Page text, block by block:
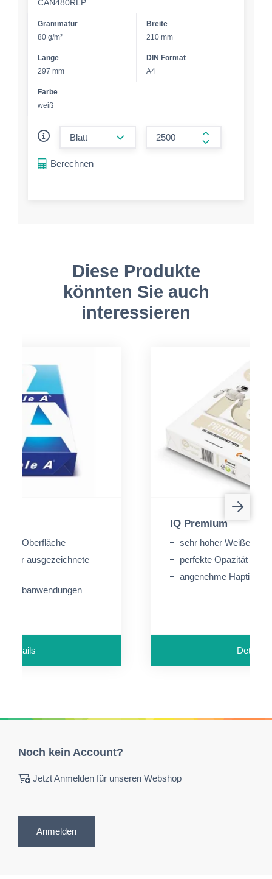
CAN480RLP
Grammatur
80 g/m²
Breite
210 mm
Länge
297 mm
DIN Format
A4
Farbe
weiß
form.increase-
Berechnen
Diese Produkte
könnten Sie auch
interessieren
Oberfläche
für ausgezeichnete
Farbanwendungen
Details
IQ Premium
sehr hoher
perfekte Opazität
angenehme Haptik
Details
Noch kein Account?
Jetzt Anmelden für unseren Webshop
Anmelden